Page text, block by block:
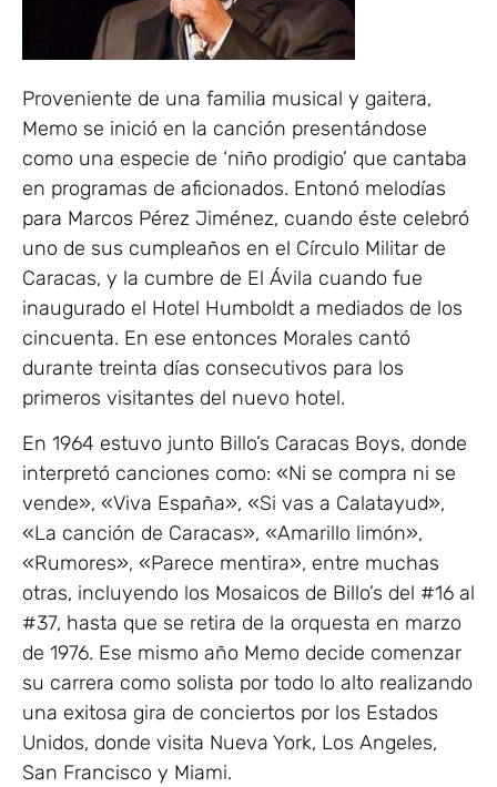
Proveniente de una familia musical y gaitera,
Memo se inició en la canción presentándose
como una especie de ‘niño prodigio’ que cantaba
en programas de aficionados. Entonó melodías
para Marcos Pérez Jiménez, cuando éste celebró
uno de sus cumpleaños en el Círculo Militar de
Caracas, y la cumbre de El Ávila cuando fue
inaugurado el Hotel Humboldt a mediados de los
cincuenta. En ese entonces Morales cantó
durante treinta días consecutivos para los
primeros visitantes del nuevo hotel.
En 1964 estuvo junto Billo’s Caracas Boys, donde
interpretó canciones como: «Ni se compra ni se
vende», «Viva España», «Si vas a Calatayud»,
«La canción de Caracas», «Amarillo limón»,
«Rumores», «Parece mentira», entre muchas
otras, incluyendo los Mosaicos de Billo’s del #16 al
#37, hasta que se retira de la orquesta en marzo
de 1976. Ese mismo año Memo decide comenzar
su carrera como solista por todo lo alto realizando
una exitosa gira de conciertos por los Estados
Unidos, donde visita Nueva York, Los Angeles,
San Francisco y Miami.